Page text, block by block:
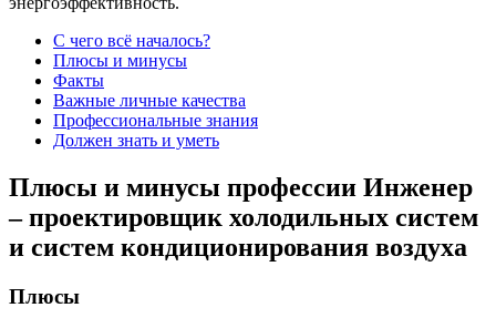
С чего всё началось?
Плюсы и минусы
Факты
Важные личные качества
Профессиональные знания
Должен знать и уметь
Плюсы и минусы профессии Инженер
– проектировщик холодильных систем
и систем кондиционирования воздуха
Плюсы